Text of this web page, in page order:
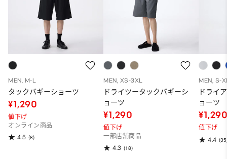
MEN, M-L
タックバギーショーツ
¥1,290
値下げ
オンライン商品
4.5 (8)
MEN, XS-3XL
ドライツータックバギーシ
ョーツ
¥1,290
値下げ
一部店舗商品
4.3 (18)
MEN, S-
ドライ
ョーツ
値下げ
4.4